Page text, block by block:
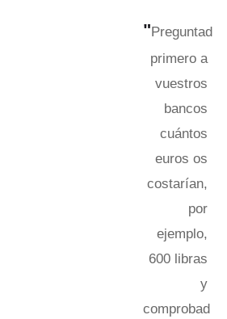
" Preguntad
primero a
vuestros
bancos
cuántos
euros os
costarían,
por
ejemplo,
600 libras
y
comprobad